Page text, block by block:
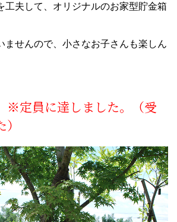
工夫して、オリジナルのお家型貯金箱
ませんので、小さなお子さんも楽しん
※定員に達しました。（受